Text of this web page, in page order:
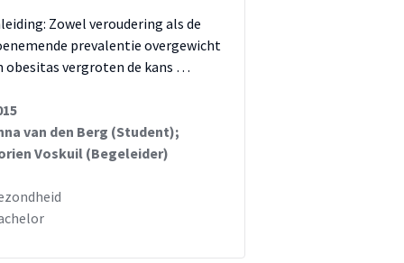
Zowel veroudering als de
prevalentie overgewicht
obesitas vergroten de kans …
van den Berg (Student);
Voskuil (Begeleider)